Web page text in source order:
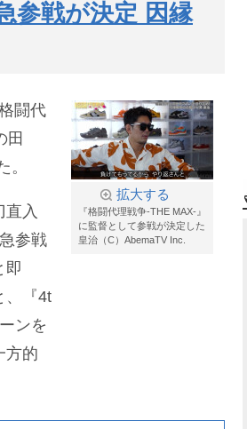
参戦が決定 因縁
拡大する
『格闘代理戦争-THE MAX-』
に監督として参戦が決定した
皇治（C）AbemaTV Inc.
闘代
田
。
直入
参戦
即
、『4t
ンを
方的